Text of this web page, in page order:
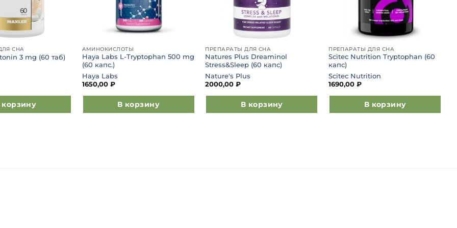
СНА
3 mg (60 таб)
корзину
АМИНОКИСЛОТЫ
Haya Labs L-Tryptophan 500 mg
(60 капс.)
Haya Labs
1650,00 ₽
В корзину
ПРЕПАРАТЫ ДЛЯ СНА
Natures Plus Dreaminol
Stress&Sleep (60 капс)
Nature's Plus
2000,00₽
В корзину
ПРЕПАРАТЫ ДЛЯ СНА
Scitec Nutrition Tryptophan (60
капс)
Scitec Nutrition
1690,00₽
В корзину